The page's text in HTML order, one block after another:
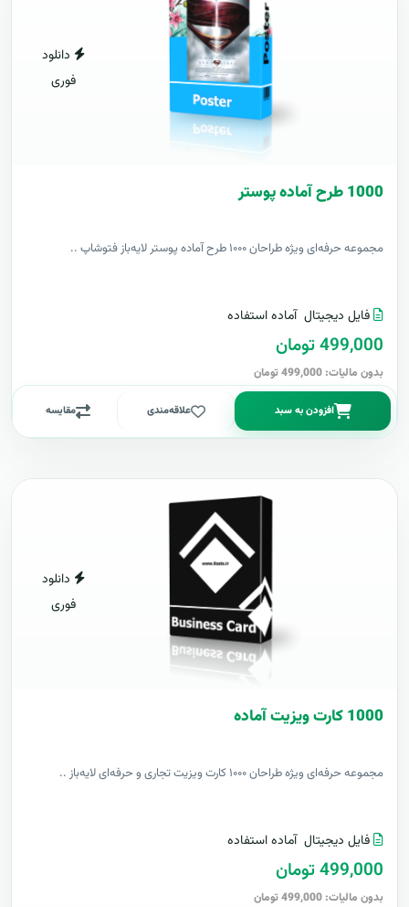
دانلود
فوری
1000 طرح آماده پوستر
مجموعه حرفه‌ای ویژه طراحان ۱۰۰۰ طرح آماده پوستر لایه‌باز فتوشاپ ..
فایل دیجیتال آماده استفاده
499,000 تومان
بدون مالیات: 499,000 تومان
افزودن به سبد علاقه‌مندی مقایسه
دانلود
فوری
1000 کارت ويزيت آماده
مجموعه حرفه‌ای ویژه طراحان ۱۰۰۰ کارت ویزیت تجاری و حرفه‌ای لایه‌باز ..
فایل دیجیتال آماده استفاده
499,000 تومان
بدون مالیات: 499,000 تومان